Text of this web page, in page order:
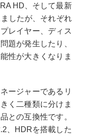
HD、そして最新
したが、それぞれ
レイヤー、ディス
題が発生したり、
性が大きくなりま
ージャーであるリ
く二種類に分けま
との互換性です。
、HDRを搭載した